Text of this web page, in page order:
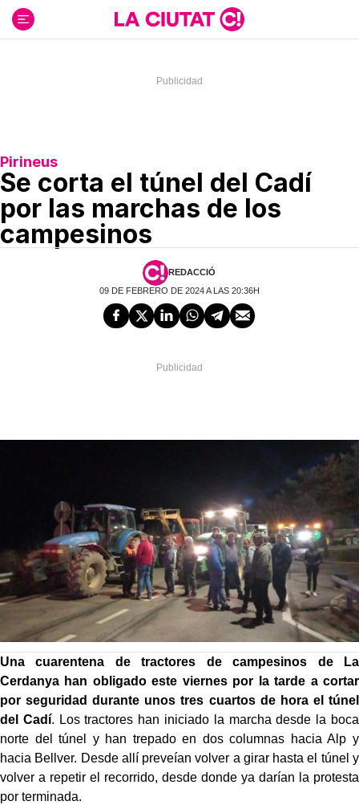
contenido
Pirineus
Se corta el túnel del Cadí
por las marchas de los
campesinos
REDACCIÓ
09 DE FEBRERO DE 2024 A LAS 20:36H
Una cuarentena de tractores de campesinos de La
Cerdanya han obligado este viernes por la tarde a cortar
por seguridad durante unos tres cuartos de hora el túnel
del Cadí. Los tractores han iniciado la marcha desde la boca
norte del túnel y han trepado en dos columnas hacia Alp y
hacia Bellver. Desde allí preveían volver a girar hasta el túnel y
volver a repetir el recorrido, desde donde ya darían la protesta
por terminada.